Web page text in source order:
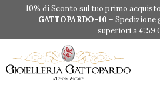
10% di Sconto sul tuo primo
GATTOPARDO-10 –
superiori a €